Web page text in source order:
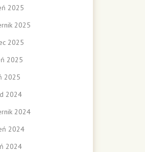
2025
2025
2025
2025
2025
2024
2024
2024
2024